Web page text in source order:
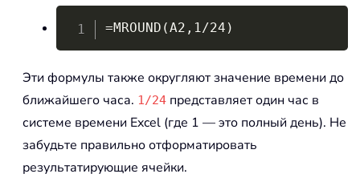
=MROUND(A2,1/24)
Эти формулы также округляют значение времени до
ближайшего часа. 1/24 представляет один час в
системе времени Excel (где 1 — это полный день). Не
забудьте правильно отформатировать
результатирующие ячейки.